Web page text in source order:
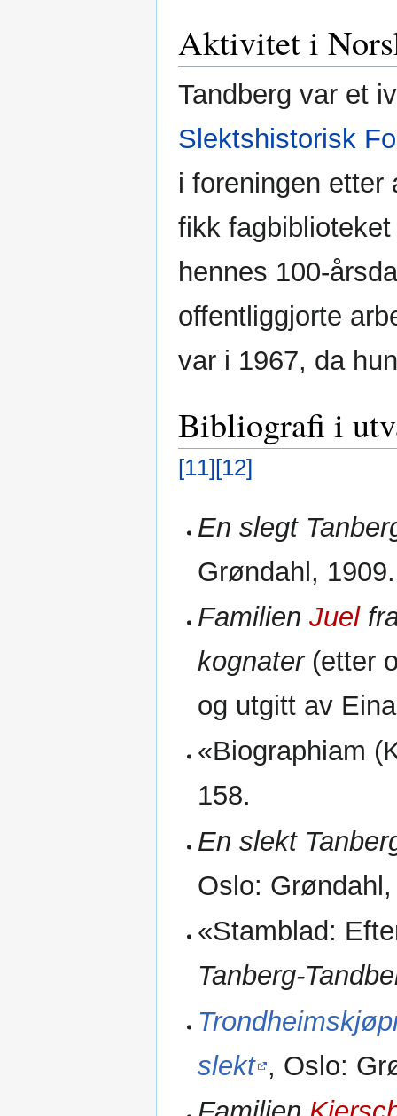
Aktivitet i
Tandberg var et
Slektshistorisk
i foreningen etter
fikk
hennes 100-
offentliggjorte
var i 1967, da
Bibliografi i
[11][12]
En slegt
Grøndahl, 1909.
FamilienJuel
kognater(etter
og utgitt av
«Biographiam
158.
En slekt
Oslo:
«Stamblad:
Tanberg-
slekt , Oslo: